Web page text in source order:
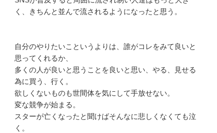
く、きちんと並んで流されるようになったと思う。
自分のやりたいこというよりは、誰がコレをみて良いと
思ってくれるか、
多くの人が良いと思うことを良いと思い、やる、見せる
為に買う、行く。
欲しくないものも世間体を気にして手放せない。
変な競争が始まる。
スターが亡くなったと聞けばそんなに悲しくなくても泣
く。